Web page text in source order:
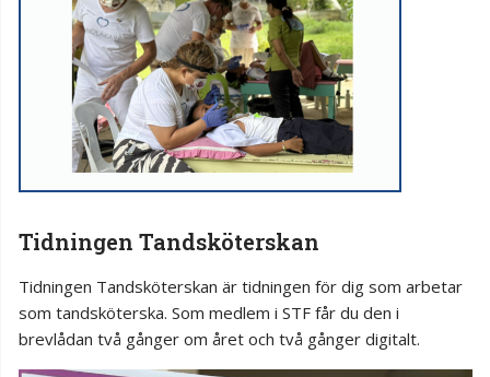
Tidningen Tandsköterskan
Tidningen Tandsköterskan är tidningen för dig som arbetar
som tandsköterska. Som medlem i STF får du den i
brevlådan två gånger om året och två gånger digitalt.